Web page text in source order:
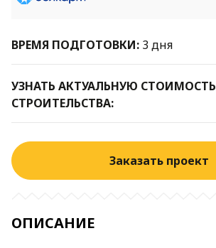
ВРЕМЯ ПОДГОТОВКИ: 3 дня
УЗНАТЬ АКТУАЛЬНУЮ СТОИМОСТЬ
СТРОИТЕЛЬСТВА:
Заказать проект
ОПИСАНИЕ